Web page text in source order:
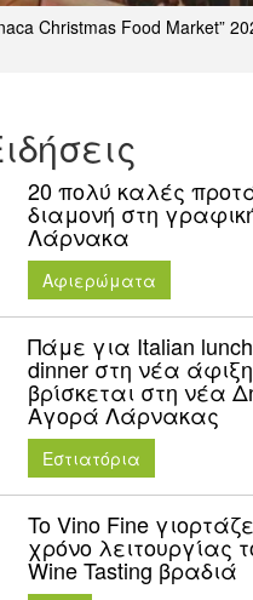
Christmas Food Market”
20 πολύ καλές
διαμονή στη
Λάρνακα
Aφιερώματα
Πάμε για Italian
dinner στη νέα
βρίσκεται στη νέα
Αγορά Λάρνακας
Εστιατόρια
To Vino Fine
χρόνο λειτουργίας
Wine Tasting βραδιά